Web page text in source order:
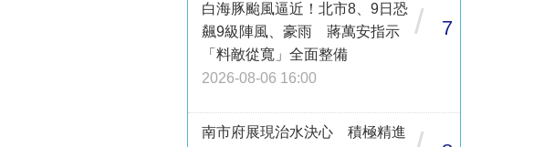
白海豚颱風逼近！北市8、9日恐
飆9級陣風、豪雨 蔣萬安指示
「料敵從寬」全面整備
2026-08-06 16:00
/ 7
南市府展現治水決心 積極精進